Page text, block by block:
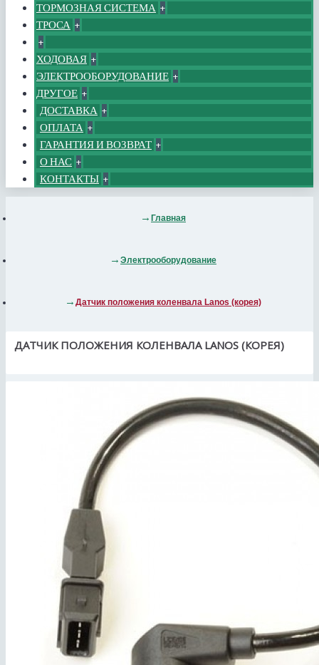
ТОРМОЗНАЯ СИСТЕМА +
ТРОСА +
+
ХОДОВАЯ +
ЭЛЕКТРООБОРУДОВАНИЕ +
ДРУГОЕ +
ДОСТАВКА +
ОПЛАТА +
ГАРАНТИЯ И ВОЗВРАТ +
О НАС +
КОНТАКТЫ +
Главная
Электрооборудование
Датчик положения коленвала Lanos (корея)
ДАТЧИК ПОЛОЖЕНИЯ КОЛЕНВАЛА LANOS (КОРЕЯ)